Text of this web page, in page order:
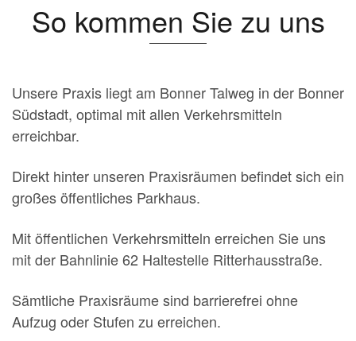
So kommen Sie zu uns
Unsere Praxis liegt am Bonner Talweg in der Bonner
Südstadt, optimal mit allen Verkehrsmitteln
erreichbar.
Direkt hinter unseren Praxisräumen befindet sich ein
großes öffentliches Parkhaus.
Mit öffentlichen Verkehrsmitteln erreichen Sie uns
mit der Bahnlinie 62 Haltestelle Ritterhausstraße.
Sämtliche Praxisräume sind barrierefrei ohne
Aufzug oder Stufen zu erreichen.